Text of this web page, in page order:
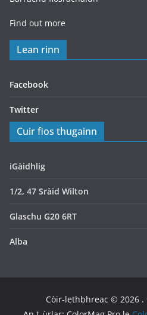
Find out more
Lean rinn
Facebook
Twitter
Cuir fios thugainn
iGàidhlig
1/2, 47 Sràid Wilton
Glaschu G20 6RT
Alba
Còir-lethbhreac © 2026 .